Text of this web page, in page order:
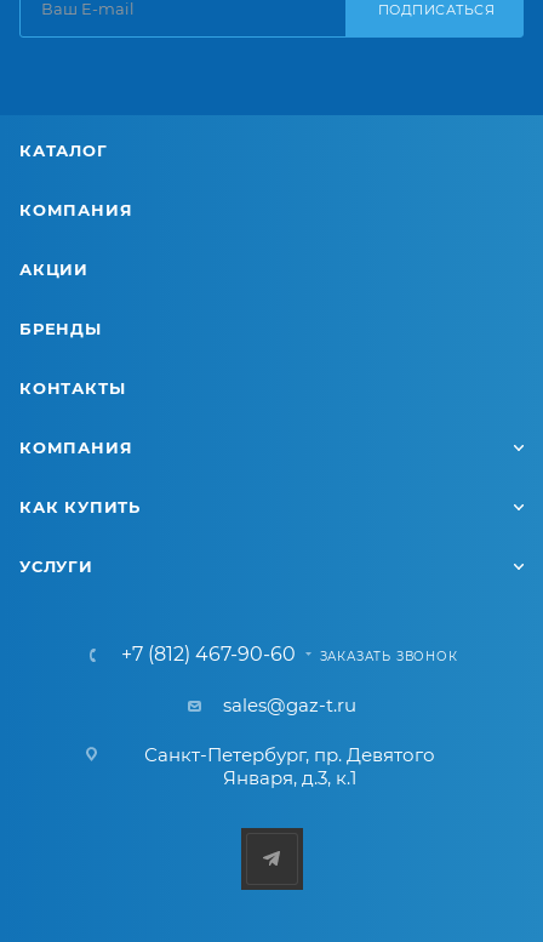
ПОДПИСАТЬСЯ
КАТАЛОГ
КОМПАНИЯ
АКЦИИ
БРЕНДЫ
КОНТАКТЫ
КОМПАНИЯ
КАК КУПИТЬ
УСЛУГИ
+7 (812) 467-90-60 ЗАКАЗАТЬ ЗВОНОК
sales@gaz-t.ru
Санкт-Петербург, пр. Девятого
Января, д.3, к.1